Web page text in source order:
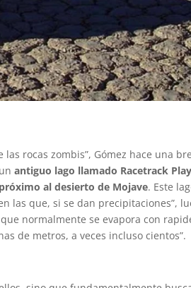
rocas zombis”, Gómez hace una
unantiguo lago llamado Racetrack
al desierto de Mojave. Este
las que, si se dan precipitaciones”,
normalmente se evapora con
de metros, a veces incluso cientos”.